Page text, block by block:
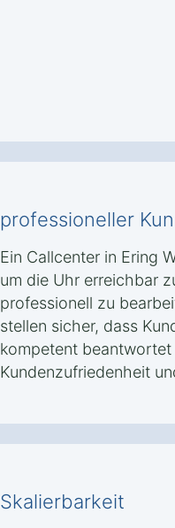
professioneller
Ein Callcenter in Ering
um die Uhr erreichbar
professionell zu
stellen sicher, dass
kompetent
Kundenzufriedenheit
Skalierbarkeit